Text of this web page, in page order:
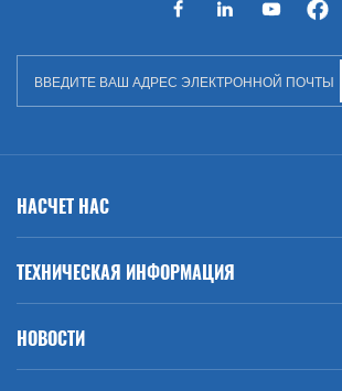
автозапчастей для Audi, VW, Benz,
НАСЧЕТ НАС
ТЕХНИЧЕСКАЯ ИНФОРМАЦИЯ
НОВОСТИ